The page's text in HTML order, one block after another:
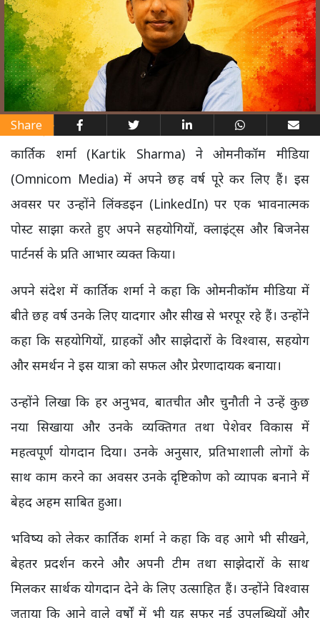
Share
कार्तिक शर्मा (Kartik Sharma) ने ओमनीकॉम मीडिया
(Omnicom Media) में अपने छह वर्ष पूरे कर लिए हैं। इस
अवसर पर उन्होंने लिंक्डइन (LinkedIn) पर एक भावनात्मक
पोस्ट साझा करते हुए अपने सहयोगियों, क्लाइंट्स और बिजनेस
पार्टनर्स के प्रति आभार व्यक्त किया।
अपने संदेश में कार्तिक शर्मा ने कहा कि ओमनीकॉम मीडिया में
बीते छह वर्ष उनके लिए यादगार और सीख से भरपूर रहे हैं। उन्होंने
कहा कि सहयोगियों, ग्राहकों और साझेदारों के विश्वास, सहयोग
और समर्थन ने इस यात्रा को सफल और प्रेरणादायक बनाया।
उन्होंने लिखा कि हर अनुभव, बातचीत और चुनौती ने उन्हें कुछ
नया सिखाया और उनके व्यक्तिगत तथा पेशेवर विकास में
महत्वपूर्ण योगदान दिया। उनके अनुसार, प्रतिभाशाली लोगों के
साथ काम करने का अवसर उनके दृष्टिकोण को व्यापक बनाने में
बेहद अहम साबित हुआ।
भविष्य को लेकर कार्तिक शर्मा ने कहा कि वह आगे भी सीखने,
बेहतर प्रदर्शन करने और अपनी टीम तथा साझेदारों के साथ
मिलकर सार्थक योगदान देने के लिए उत्साहित हैं। उन्होंने विश्वास
जताया कि आने वाले वर्षों में भी यह सफर नई उपलब्धियों और